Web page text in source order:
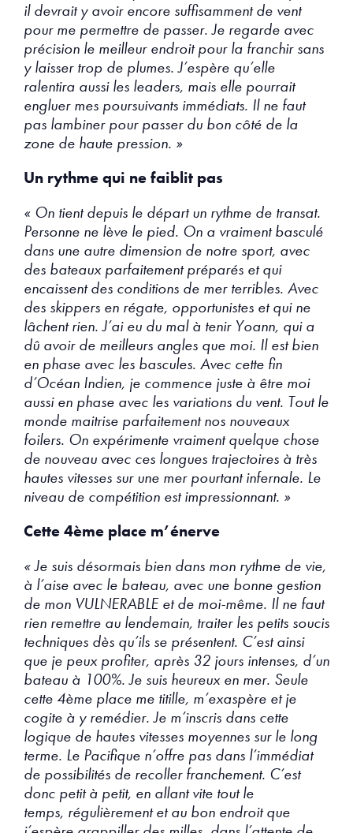
il devrait y avoir encore suffisamment de vent
pour me permettre de passer. Je regarde avec
précision le meilleur endroit pour la franchir sans
y laisser trop de plumes. J’espère qu’elle
ralentira aussi les leaders, mais elle pourrait
engluer mes poursuivants immédiats. Il ne faut
pas lambiner pour passer du bon côté de la
zone de haute pression. »
Un rythme qui ne faiblit pas
« On tient depuis le départ un rythme de transat.
Personne ne lève le pied. On a vraiment basculé
dans une autre dimension de notre sport, avec
des bateaux parfaitement préparés et qui
encaissent des conditions de mer terribles. Avec
des skippers en régate, opportunistes et qui ne
lâchent rien. J’ai eu du mal à tenir Yoann, qui a
dû avoir de meilleurs angles que moi. Il est bien
en phase avec les bascules. Avec cette fin
d’Océan Indien, je commence juste à être moi
aussi en phase avec les variations du vent. Tout le
monde maitrise parfaitement nos nouveaux
foilers. On expérimente vraiment quelque chose
de nouveau avec ces longues trajectoires à très
hautes vitesses sur une mer pourtant infernale. Le
niveau de compétition est impressionnant. »
Cette 4ème place m’énerve
« Je suis désormais bien dans mon rythme de vie,
à l’aise avec le bateau, avec une bonne gestion
de mon VULNERABLE et de moi-même. Il ne faut
rien remettre au lendemain, traiter les petits soucis
techniques dès qu’ils se présentent. C’est ainsi
que je peux profiter, après 32 jours intenses, d’un
bateau à 100%. Je suis heureux en mer. Seule
cette 4ème place me titille, m’exaspère et je
cogite à y remédier. Je m’inscris dans cette
logique de hautes vitesses moyennes sur le long
terme. Le Pacifique n’offre pas dans l’immédiat
de possibilités de recoller franchement. C’est
donc petit à petit, en allant vite tout le
temps, régulièrement et au bon endroit que